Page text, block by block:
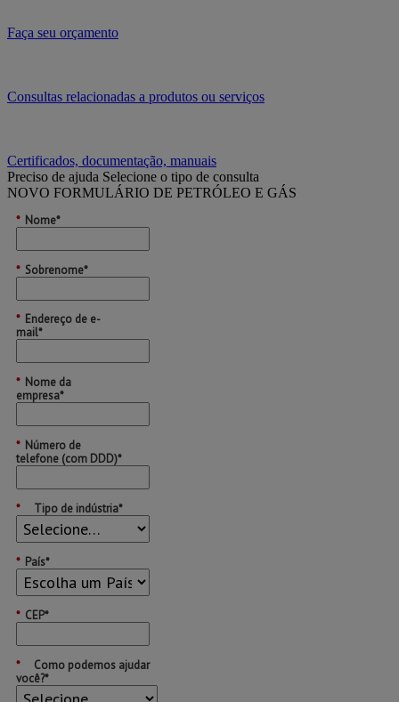
Faça seu orçamento
Consultas relacionadas a produtos ou serviços
Certificados, documentação, manuais
Preciso de ajuda Selecione o tipo de consulta
NOVO FORMULÁRIO DE PETRÓLEO E GÁS
* Nome*
* Sobrenome*
* Endereço de e-
mail*
* Nome da
empresa*
* Número de
telefone (com DDD)*
* Tipo de indústria*
* País*
* CEP*
*
Como podemos ajudar
você?*